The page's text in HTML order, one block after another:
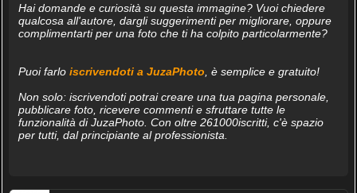
Hai domande e curiosità su questa immagine? Vuoi chiedere
qualcosa all'autore, dargli suggerimenti per migliorare, oppure
complimentarti per una foto che ti ha colpito particolarmente?
Puoi farlo iscrivendoti a JuzaPhoto , è semplice e gratuito!
Non solo: iscrivendoti potrai creare una tua pagina personale,
pubblicare foto, ricevere commenti e sfruttare tutte le
funzionalità di JuzaPhoto. Con oltre 261000iscritti, c'è spazio
per tutti, dal principiante al professionista.